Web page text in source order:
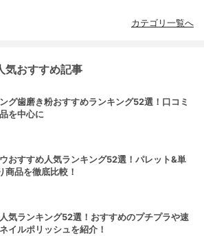
カテゴリ一覧へ
気おすすめ記事
グ歯磨き粉おすすめランキング52選！口コミ
を中心に
おすすめ人気ランキング52選！パレット&単
商品を徹底比較！
気ランキング52選！おすすめのプチプラや速
イルポリッシュを紹介！